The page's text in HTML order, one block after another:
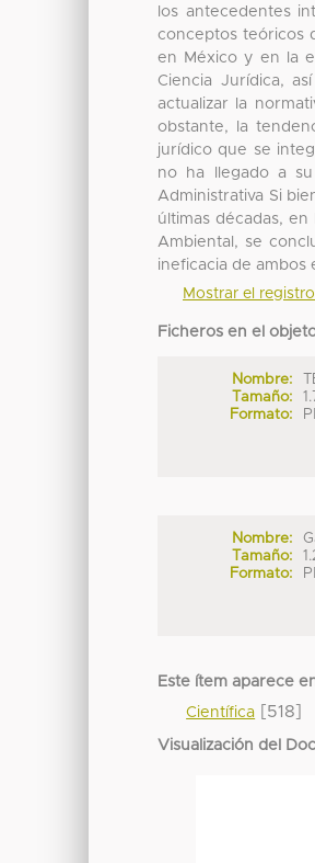
los antecedentes
conceptos teóricos
en México y en la
Ciencia Jurídica,
actualizar la
obstante, la
jurídico que se
no ha llegado a su
Administrativa Si
últimas décadas,
Ambiental, se
ineficacia de ambos
Mostrar el
Ficheros en el
Nombre:
Tamaño:
Formato:
Nombre:
Tamaño:
Formato:
Este ítem aparece
Científica [518]
Visualización del